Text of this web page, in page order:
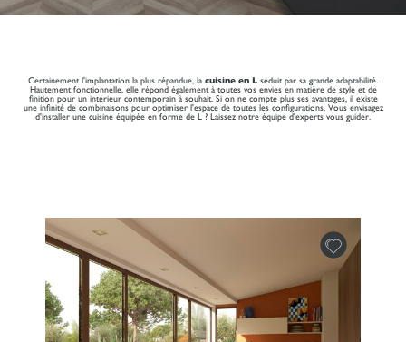
Certainement l'implantation la plus répandue, la cuisine en L séduit par sa grande adaptabilité.
Hautement fonctionnelle, elle répond également à toutes vos envies en matière de style et de
finition pour un intérieur contemporain à souhait. Si on ne compte plus ses avantages, il existe
une infinité de combinaisons pour optimiser l'espace de toutes les configurations. Vous envisagez
d'installer une cuisine équipée en forme de L ? Laissez notre équipe d'experts vous guider.